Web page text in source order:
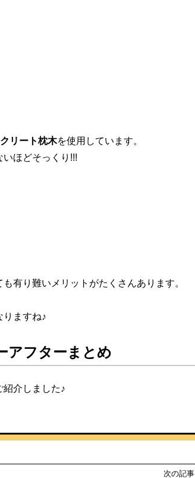
リート枕木を使用しています。
いほどそっくり!!!
有り難いメリットがたくさんあります。
りますね♪
アフターまとめ
介しました♪
次の記事